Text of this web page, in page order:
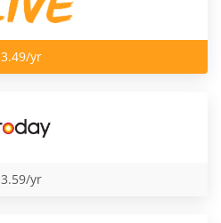
3.49/yr
3.59/yr